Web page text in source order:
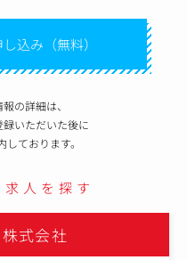
込み（無料）
の詳細は、
いただいた後に
しております。
人を探す
式会社